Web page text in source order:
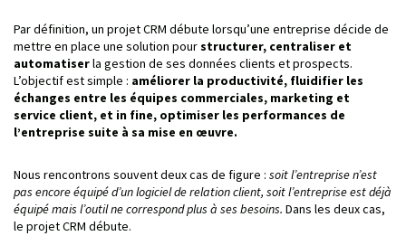
Par définition, un projet CRM débute lorsqu’une entreprise décide de
mettre en place une solution pourstructurer, centraliser et
automatiserla gestion de ses données clients et prospects.
L’objectif est simple : améliorer la productivité, fluidifier les
échanges entre les équipes commerciales, marketing et
service client, et in fine, optimiser les performances de
l’entreprise suite à sa mise en œuvre.
Nous rencontrons souvent deux cas de figure : soit l’entreprise n’est
pas encore équipé d’un logiciel de relation client, soit l’entreprise est déjà
équipé mais l’outil ne correspond plus à ses besoins. Dans les deux cas,
le projet CRM débute.